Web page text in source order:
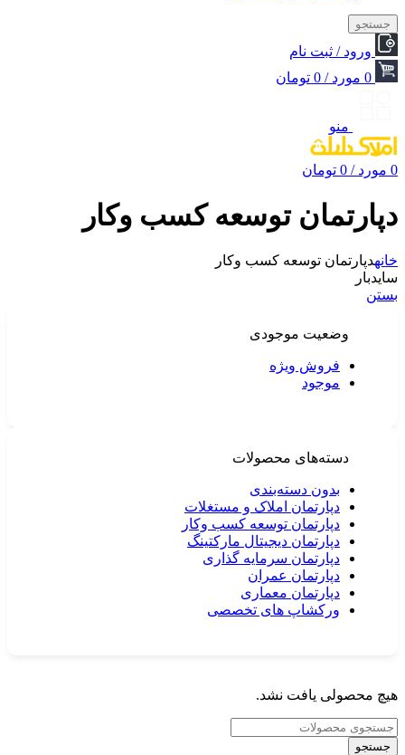
جستجو
ورود / ثبت نام
0 مورد/
0 تومان
منو
0 مورد/
0 تومان
دپارتمان توسعه کسب وکار
خانهدپارتمان توسعه کسب وکار
سایدبار
بستن
وضعیت موجودی
فروش ویژه
موجود
دسته‌های محصولات
بدون دسته‌بندی
دپارتمان املاک و مستغلات
دپارتمان توسعه کسب وکار
دپارتمان دیجیتال مارکتینگ
دپارتمان سرمایه گذاری
دپارتمان عمران
دپارتمان معماری
ورکشاپ های تخصصی
هیچ محصولی یافت نشد.
جستجو